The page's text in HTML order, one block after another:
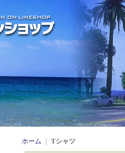
ホーム Tシャツ